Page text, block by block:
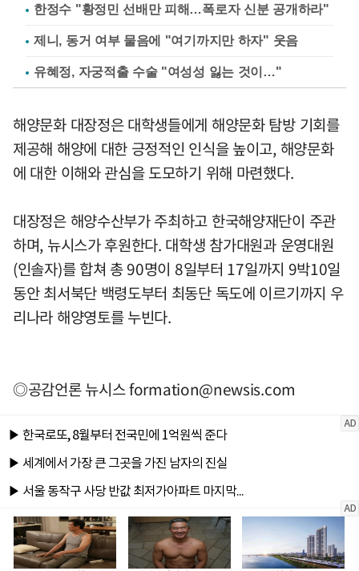
한정수 "황정민 선배만 피해…폭로자 신분 공개하라"
제니, 동거 여부 물음에 "여기까지만 하자" 웃음
유혜정, 자궁적출 수술 "여성성 잃는 것이…"
해양문화 대장정은 대학생들에게 해양문화 탐방 기회를
제공해 해양에 대한 긍정적인 인식을 높이고, 해양문화
에 대한 이해와 관심을 도모하기 위해 마련했다.
대장정은 해양수산부가 주최하고 한국해양재단이 주관
하며, 뉴시스가 후원한다. 대학생 참가대원과 운영대원
(인솔자)를 합쳐 총 90명이 8일부터 17일까지 9박10일
동안 최서북단 백령도부터 최동단 독도에 이르기까지 우
리나라 해양영토를 누빈다.
◎공감언론 뉴시스formation@newsis.com